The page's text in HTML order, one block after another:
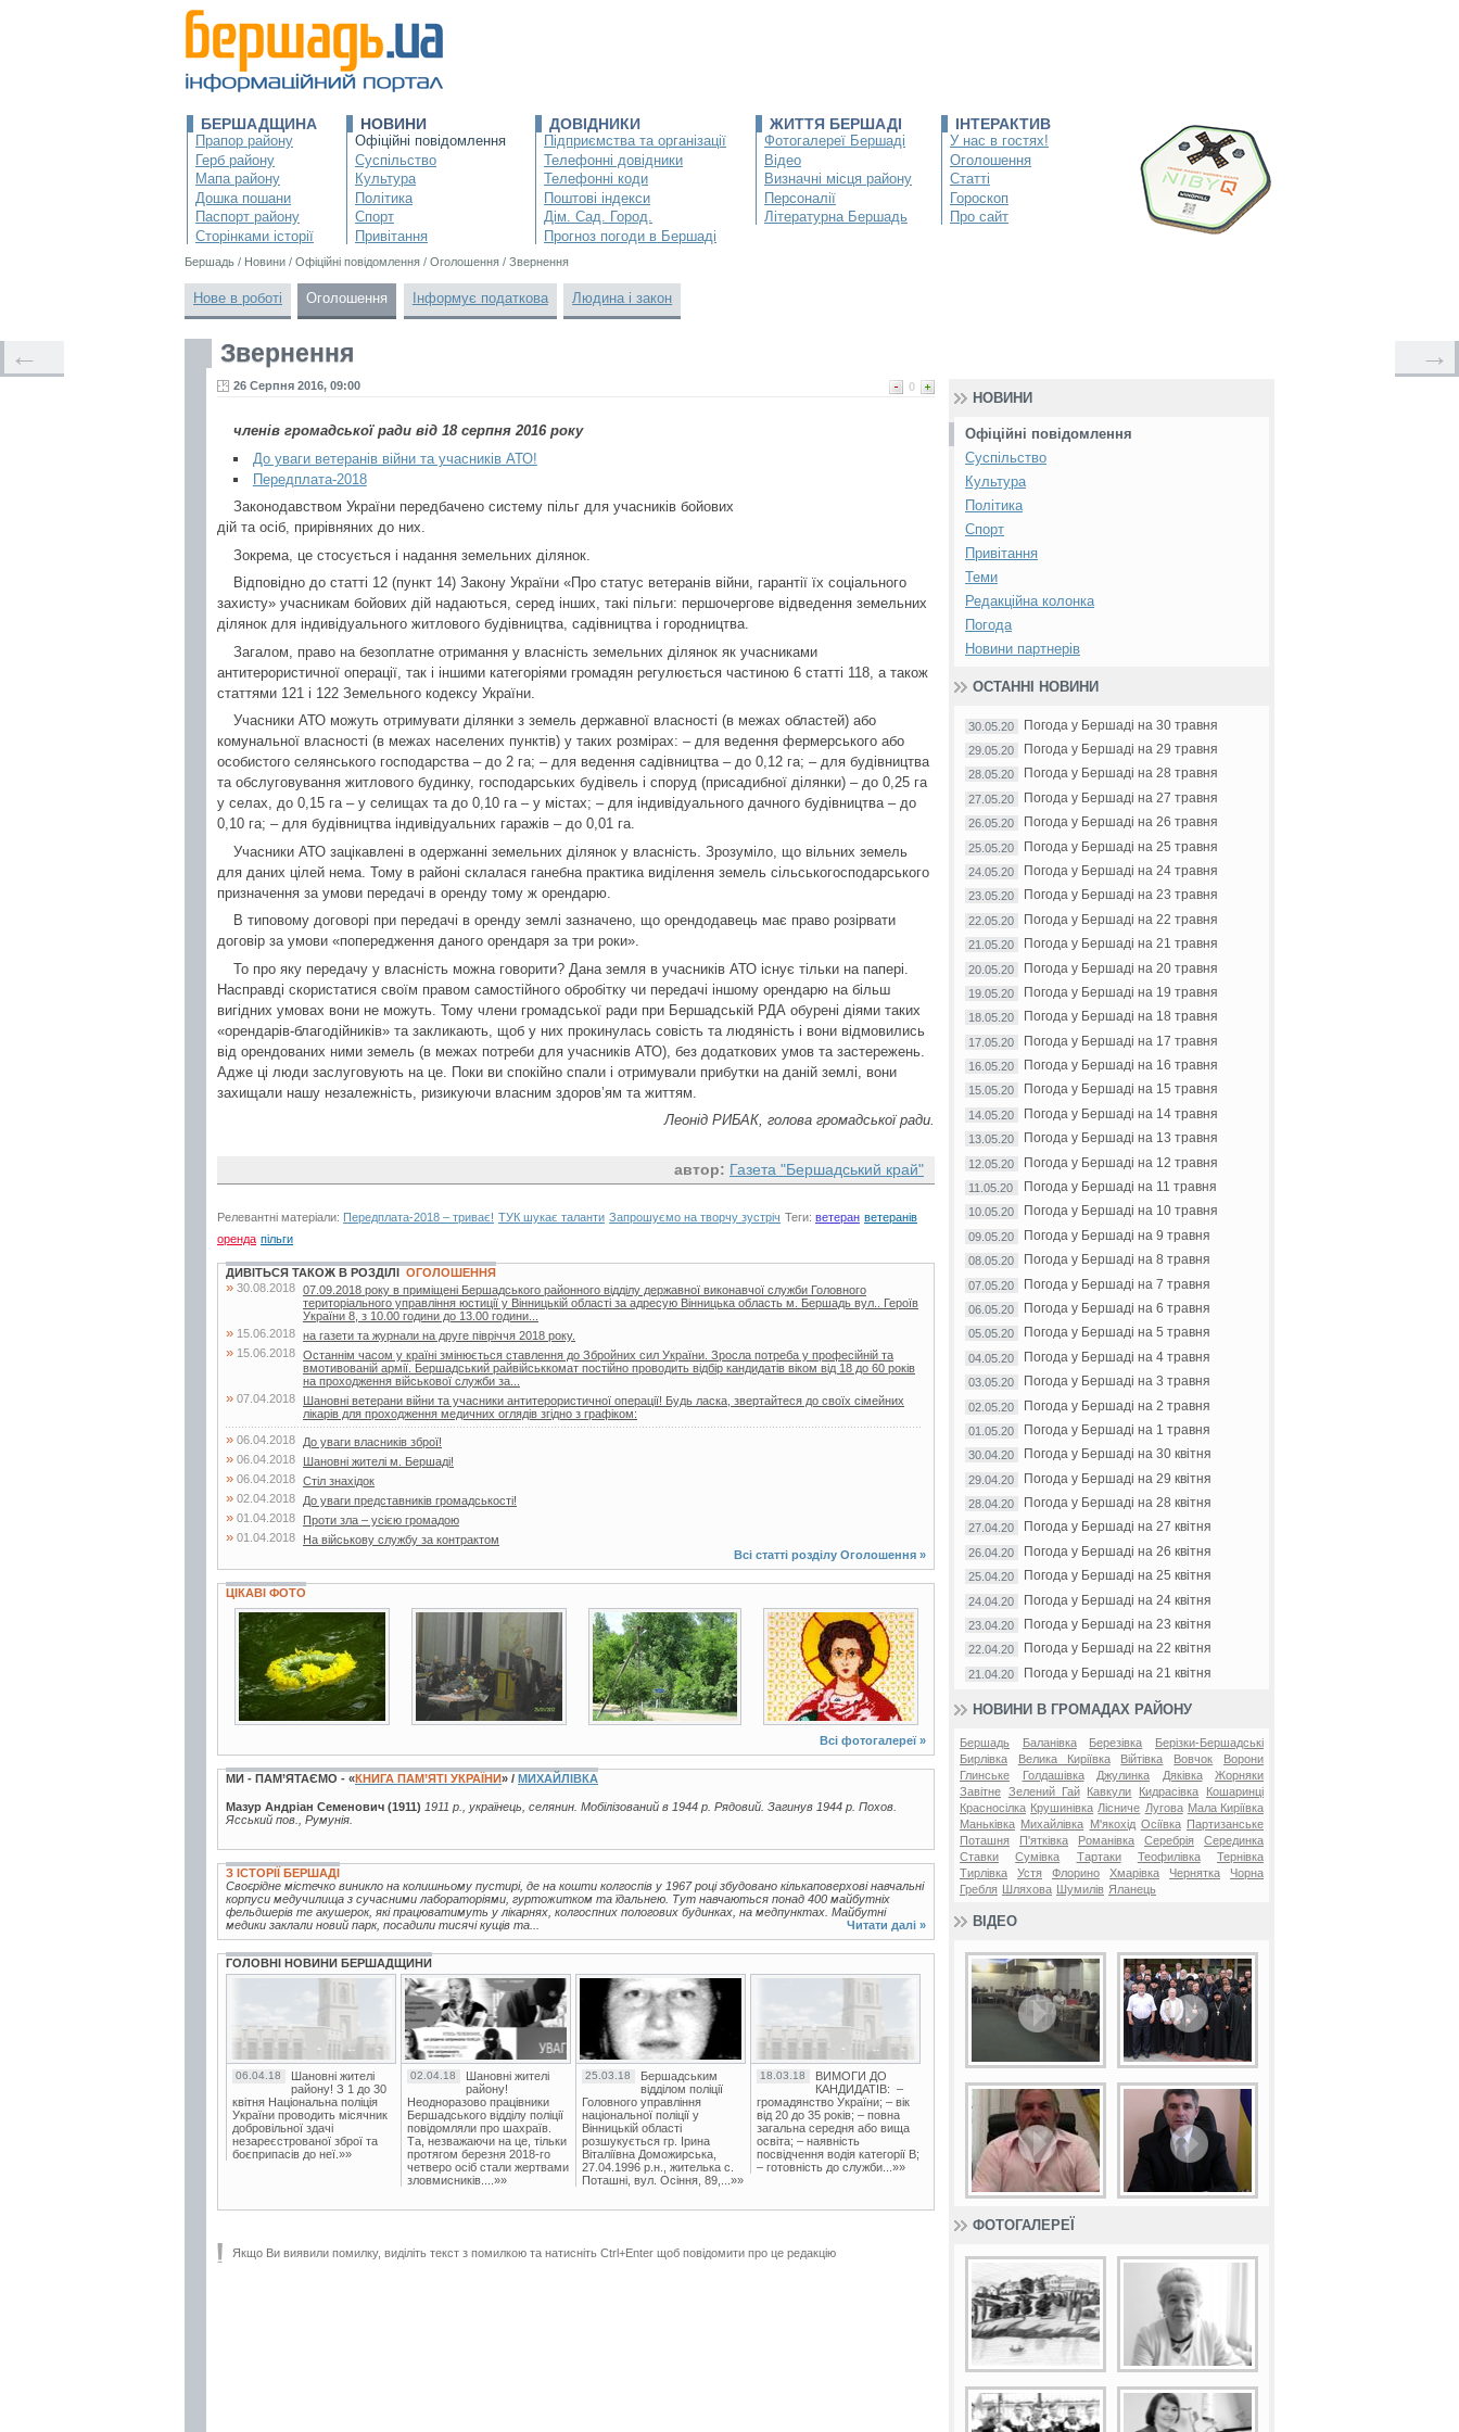
БЕРШАДЩИНА
Прапор району
Герб району
Мапа району
Дошка пошани
Паспорт району
Сторінками історії
НОВИНИ
Офіційні повідомлення
Суспільство
Культура
Політика
Спорт
Привітання
ДОВІДНИКИ
Підприємства та організації
Телефонні довідники
Телефонні коди
Поштові індекси
Дім. Сад. Город.
Прогноз погоди в Бершаді
ЖИТТЯ БЕРШАДІ
Фотогалереї Бершаді
Відео
Визначні місця району
Персоналії
Літературна Бершадь
ІНТЕРАКТИВ
У нас в гостях!
Оголошення
Статті
Гороскоп
Про сайт
Бершадь / Новини / Офіційні повідомлення / Оголошення / Звернення
Нове в роботі Оголошення Інформує податкова Людина і закон
Звернення
0
26 Серпня 2016, 09:00
членів громадської ради від 18 серпня 2016 року
До уваги ветеранів війни та учасників АТО!
Передплата-2018
Законодавством України передбачено систему пільг для учасників бойових
дій та осіб, прирівняних до них.
Зокрема, це стосується і надання земельних ділянок.
Відповідно до статті 12 (пункт 14) Закону України «Про статус ветеранів війни, гарантії їх соціального
захисту» учасникам бойових дій надаються, серед інших, такі пільги: першочергове відведення земельних
ділянок для індивідуального житлового будівництва, садівництва і городництва.
Загалом, право на безоплатне отримання у власність земельних ділянок як учасниками
антитерористичної операції, так і іншими категоріями громадян регулюється частиною 6 статті 118, а також
статтями 121 і 122 Земельного кодексу України.
Учасники АТО можуть отримувати ділянки з земель державної власності (в межах областей) або
комунальної власності (в межах населених пунктів) у таких розмірах: – для ведення фермерського або
особистого селянського господарства – до 2 га; – для ведення садівництва – до 0,12 га; – для будівництва
та обслуговування житлового будинку, господарських будівель і споруд (присадибної ділянки) – до 0,25 га
у селах, до 0,15 га – у селищах та до 0,10 га – у містах; – для індивідуального дачного будівництва – до
0,10 га; – для будівництва індивідуальних гаражів – до 0,01 га.
Учасники АТО зацікавлені в одержанні земельних ділянок у власність. Зрозуміло, що вільних земель
для даних цілей нема. Тому в районі склалася ганебна практика виділення земель сільськогосподарського
призначення за умови передачі в оренду тому ж орендарю.
В типовому договорі при передачі в оренду землі зазначено, що орендодавець має право розірвати
договір за умови «попередження даного орендаря за три роки».
То про яку передачу у власність можна говорити? Дана земля в учасників АТО існує тільки на папері.
Насправді скористатися своїм правом самостійного обробітку чи передачі іншому орендарю на більш
вигідних умовах вони не можуть. Тому члени громадської ради при Бершадській РДА обурені діями таких
«орендарів-благодійників» та закликають, щоб у них прокинулась совість та людяність і вони відмовились
від орендованих ними земель (в межах потреби для учасників АТО), без додаткових умов та застережень.
Адже ці люди заслуговують на це. Поки ви спокійно спали і отримували прибутки на даній землі, вони
захищали нашу незалежність, ризикуючи власним здоров’ям та життям.
Леонід РИБАК, голова громадської ради.
автор: Газета "Бершадський край"
Релевантні матеріали: Передплата-2018 – триває! ТУК шукає таланти Запрошуємо на творчу зустріч Теги: ветеран ветеранів
оренда пільги
← →
ДИВІТЬСЯ ТАКОЖ В РОЗДІЛІ ОГОЛОШЕННЯ
» 30.08.2018 07.09.2018 року в приміщені Бершадського районного відділу державної виконавчої служби Головного
територіального управління юстиції у Вінницькій області за адресую Вінницька область м. Бершадь вул.. Героїв
України 8, з 10.00 години до 13.00 години...
» 15.06.2018 на газети та журнали на друге півріччя 2018 року.
» 15.06.2018 Останнім часом у країні змінюється ставлення до Збройних сил України. Зросла потреба у професійній та
вмотивованій армії. Бершадський райвійськкомат постійно проводить відбір кандидатів віком від 18 до 60 років
на проходження військової служби за...
» 07.04.2018
Шановні ветерани війни та учасники антитерористичної операції! Будь ласка, звертайтеся до своїх сімейних
лікарів для проходження медичних оглядів згідно з графіком:
» 06.04.2018 До уваги власників зброї!
» 06.04.2018 Шановні жителі м. Бершаді!
» 06.04.2018 Стіл знахідок
» 02.04.2018 До уваги представників громадськості!
» 01.04.2018 Проти зла – усією громадою
» 01.04.2018
На військову службу за контрактом
Всі статті розділу Оголошення »
ЦІКАВІ ФОТО
26 фото 7 фото 3 фото
Всі фотогалереї »
МИ - ПАМ’ЯТАЄМО - «КНИГА ПАМ’ЯТІ УКРАЇНИ» / МИХАЙЛІВКА
Мазур Андріан Семенович (1911) 1911 р., українець, селянин. Мобілізований в 1944 р. Рядовий. Загинув 1944 р. Похов.
Ясський пов., Румунія.
З ІСТОРІЇ БЕРШАДІ
Своєрідне містечко виникло на колишньому пустирі, де на кошти колгоспів у 1967 році збудовано кількаповерхові навчальні
корпуси медучилища з сучасними лабораторіями, гуртожитком та їдальнею. Тут навчаються понад 400 майбутніх
фельдшерів те акушерок, які працюватимуть у лікарнях, колгоспних пологових будинках, на медпунктах. Майбутні
медики заклали новий парк, посадили тисячі кущів та...
Читати далі »
ГОЛОВНІ НОВИНИ БЕРШАДЩИНИ
06.04.18
Шановні жителі
району! З 1 до 30
квітня Національна поліція
України проводить місячник
добровільної здачі
незареєстрованої зброї та
боєприпасів до неї.»»
02.04.18
Шановні жителі
району!
Неодноразово працівники
Бершадського відділу поліції
повідомляли про шахраїв.
Та, незважаючи на це, тільки
протягом березня 2018-го
четверо осіб стали жертвами
зловмисників....»»
25.03.18
Бершадським
відділом поліції
Головного управління
національної поліції у
Вінницькій області
розшукується гр. Ірина
Віталіївна Доможирська,
27.04.1996 р.н., жителька с.
Поташні, вул. Осіння, 89,...»»
18.03.18
ВИМОГИ ДО
КАНДИДАТІВ: –
громадянство України; – вік
від 20 до 35 років; – повна
загальна середня або вища
освіта; – наявність
посвідчення водія категорії В;
– готовність до служби...»»
Якщо Ви виявили помилку, виділіть текст з помилкою та натисніть Ctrl+Enter щоб повідомити про це редакцію
НОВИНИ
Офіційні повідомлення
Суспільство
Культура
Політика
Спорт
Привітання
Теми
Редакційна колонка
Погода
Новини партнерів
ОСТАННІ НОВИНИ
30.05.20 Погода у Бершаді на 30 травня
29.05.20 Погода у Бершаді на 29 травня
28.05.20 Погода у Бершаді на 28 травня
27.05.20 Погода у Бершаді на 27 травня
26.05.20 Погода у Бершаді на 26 травня
25.05.20 Погода у Бершаді на 25 травня
24.05.20 Погода у Бершаді на 24 травня
23.05.20 Погода у Бершаді на 23 травня
22.05.20 Погода у Бершаді на 22 травня
21.05.20 Погода у Бершаді на 21 травня
20.05.20 Погода у Бершаді на 20 травня
19.05.20 Погода у Бершаді на 19 травня
18.05.20 Погода у Бершаді на 18 травня
17.05.20 Погода у Бершаді на 17 травня
16.05.20 Погода у Бершаді на 16 травня
15.05.20 Погода у Бершаді на 15 травня
14.05.20 Погода у Бершаді на 14 травня
13.05.20 Погода у Бершаді на 13 травня
12.05.20 Погода у Бершаді на 12 травня
11.05.20 Погода у Бершаді на 11 травня
10.05.20 Погода у Бершаді на 10 травня
09.05.20 Погода у Бершаді на 9 травня
08.05.20 Погода у Бершаді на 8 травня
07.05.20 Погода у Бершаді на 7 травня
06.05.20 Погода у Бершаді на 6 травня
05.05.20 Погода у Бершаді на 5 травня
04.05.20 Погода у Бершаді на 4 травня
03.05.20 Погода у Бершаді на 3 травня
02.05.20 Погода у Бершаді на 2 травня
01.05.20 Погода у Бершаді на 1 травня
30.04.20 Погода у Бершаді на 30 квітня
29.04.20 Погода у Бершаді на 29 квітня
28.04.20 Погода у Бершаді на 28 квітня
27.04.20 Погода у Бершаді на 27 квітня
26.04.20 Погода у Бершаді на 26 квітня
25.04.20 Погода у Бершаді на 25 квітня
24.04.20 Погода у Бершаді на 24 квітня
23.04.20 Погода у Бершаді на 23 квітня
22.04.20 Погода у Бершаді на 22 квітня
21.04.20 Погода у Бершаді на 21 квітня
НОВИНИ В ГРОМАДАХ РАЙОНУ
Бершадь Баланівка Березівка
Берізки-Бершадські
Бирлівка
Велика Киріївка Війтівка Вовчок
Ворони
Глинське
Голдашівка Джулинка Дяківка
Жорняки
Завітне Зелений Гай Кавкули Кидрасівка
Кошаринці
Красносілка Крушинівка Лісниче Лугова Мала Киріївка
Маньківка Михайлівка М'якохід Осіївка
Партизанське
Поташня
П'ятківка Романівка Серебрія
Серединка
Ставки
Сумівка Тартаки Теофилівка
Тернівка
Тирлівка
Устя Флорино Хмарівка Чернятка
Чорна
Гребля
Шляхова Шумилів Яланець
ВІДЕО
ФОТОГАЛЕРЕЇ